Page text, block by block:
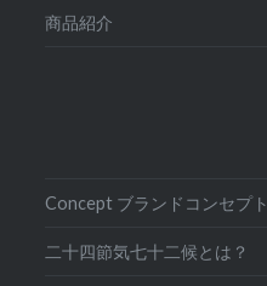
商品紹介
Concept ブランドコンセプト
二十四節気七十二候とは？